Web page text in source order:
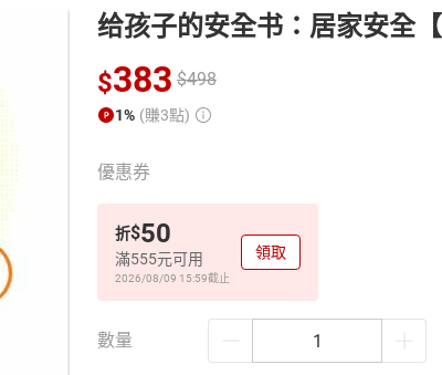
给孩子的安全书：居家安全
$383 $498
1% (賺3點)
優惠券
折$50
滿555元可用
2026/08/09 15:59截止
領取
數量